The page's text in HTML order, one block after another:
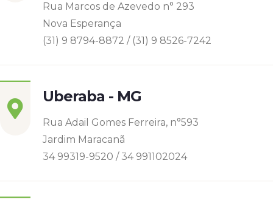
Rua Marcos de Azevedo n° 293
Nova Esperança
(31) 9 8794-8872 / (31) 9 8526-7242
Uberaba - MG
Rua Adail Gomes Ferreira, n°593
Jardim Maracanã
34 99319-9520 / 34 991102024